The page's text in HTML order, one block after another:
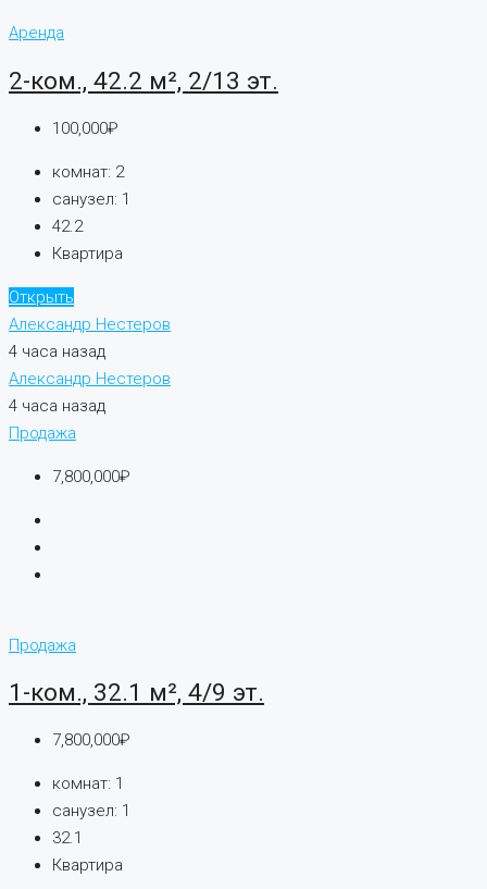
Аренда
2-ком., 42.2 м², 2/13 эт.
100,000₽
комнат: 2
санузел: 1
42.2
Квартира
Открыть
Александр Нестеров
4 часа назад
Александр Нестеров
4 часа назад
Продажа
7,800,000₽
Продажа
1-ком., 32.1 м², 4/9 эт.
7,800,000₽
комнат: 1
санузел: 1
32.1
Квартира